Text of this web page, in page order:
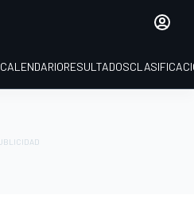
CALENDARIORESULTADOS